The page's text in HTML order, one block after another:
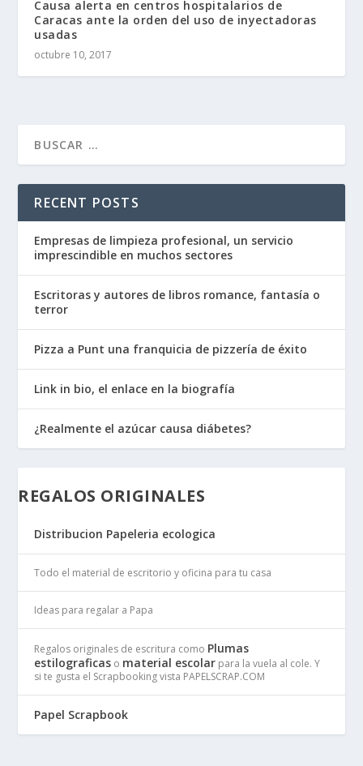
Causa alerta en centros hospitalarios de
Caracas ante la orden del uso de inyectadoras
usadas
octubre 10, 2017
RECENT POSTS
Empresas de limpieza profesional, un servicio
imprescindible en muchos sectores
Escritoras y autores de libros romance, fantasía o
terror
Pizza a Punt una franquicia de pizzería de éxito
Link in bio, el enlace en la biografía
¿Realmente el azúcar causa diábetes?
REGALOS ORIGINALES
Distribucion Papeleria ecologica
Todo el material de escritorio y oficina para tu casa
Ideas para regalar a Papa
Regalos originales de escritura como Plumas
estilograficas o material escolar para la vuela al cole. Y
si te gusta el Scrapbooking vista PAPELSCRAP.COM
Papel Scrapbook